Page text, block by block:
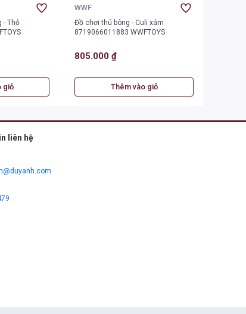
- Thỏ
giỏ
WWF
Đồ chơi thú bông - Culi xám
8719066011883 WWFTOYS
805.000 ₫
Thêm vào giỏ
liên hệ